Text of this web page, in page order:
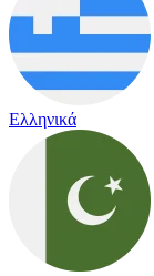
Ελληνικά